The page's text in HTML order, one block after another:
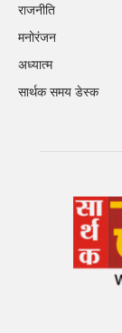
राजनीति
मनोरंजन
अध्यात्म
सार्थक समय डेस्क